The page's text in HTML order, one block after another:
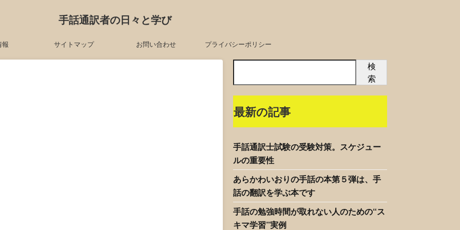
手話通訳者の日々と学び
サイトマップ お問い合わせ プライバシーポリシー
検
索
最新の記事
手話通訳士試験の受験対策。スケジュー
ルの重要性
あらかわいおりの手話の本第５弾は、手
話の翻訳を学ぶ本です
手話の勉強時間が取れない人のための“ス
キマ学習”実例